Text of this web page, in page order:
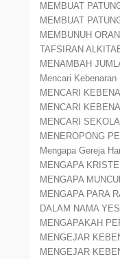
MEMBUAT
MEMBUAT
MEMBUNUH
TAFSIRAN
MENAMBAH
Mencari Kebenaran
MENCARI
MENCARI
MENCARI
MENEROPONG
Mengapa Gereja
MENGAPA
MENGAPA
MENGAPA PARA
DALAM NAMA
MENGAPAKAH
MENGEJAR
MENGEJAR